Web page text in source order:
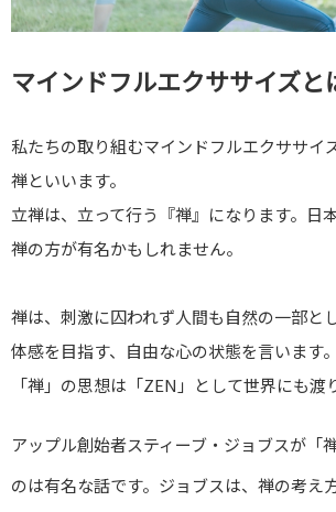
マインドフルエクササイズと
私たちの取り組むマインドフルエクササイ
禅といいます。
立禅は、立って行う『禅』になります。日
禅の方が有名かもしれません。
禅は、刺激に囚われず人間も自然の一部と
体感を目指す、自由な心の状態を言います。
「禅」の思想は「ZEN」として世界にも渡
アップル創始者スティーブ・ジョブスが「
のは有名な話です。ジョブスは、禅の考え